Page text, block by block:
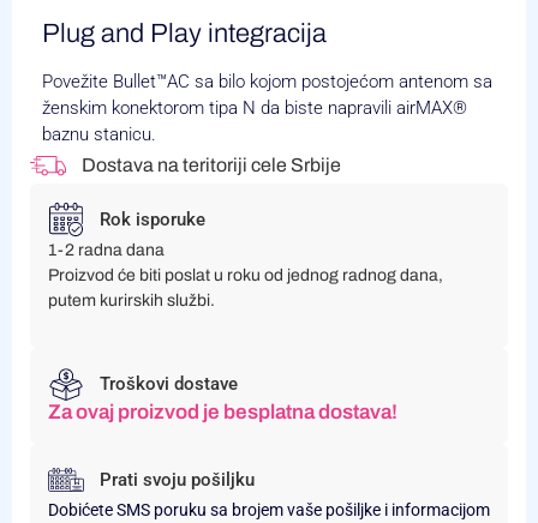
Plug and Play integracija
Povežite Bullet™AC sa bilo kojom postojećom antenom sa
ženskim konektorom tipa N da biste napravili airMAX®
baznu stanicu.
Dostava na teritoriji cele Srbije
Rok isporuke
1-2 radna dana
Proizvod će biti poslat u roku od jednog radnog dana,
putem kurirskih službi.
Troškovi dostave
Za ovaj proizvod je besplatna dostava!
Prati svoju pošiljku
Dobićete SMS poruku sa brojem vaše pošiljke i informacijom